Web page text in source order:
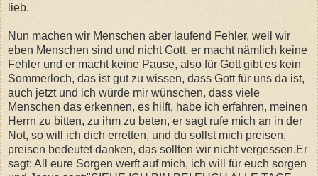
lieb.
Nun machen wir Menschen aber laufend Fehler, weil wir
eben Menschen sind und nicht Gott, er macht nämlich keine
Fehler und er macht keine Pause, also für Gott gibt es kein
Sommerloch, das ist gut zu wissen, dass Gott für uns da ist,
auch jetzt und ich würde mir wünschen, dass viele
Menschen das erkennen, es hilft, habe ich erfahren, meinen
Herrn zu bitten, zu ihm zu beten, er sagt rufe mich an in der
Not, so will ich dich erretten, und du sollst mich preisen,
preisen bedeutet danken, das sollten wir nicht vergessen.Er
sagt: All eure Sorgen werft auf mich, ich will für euch sorgen